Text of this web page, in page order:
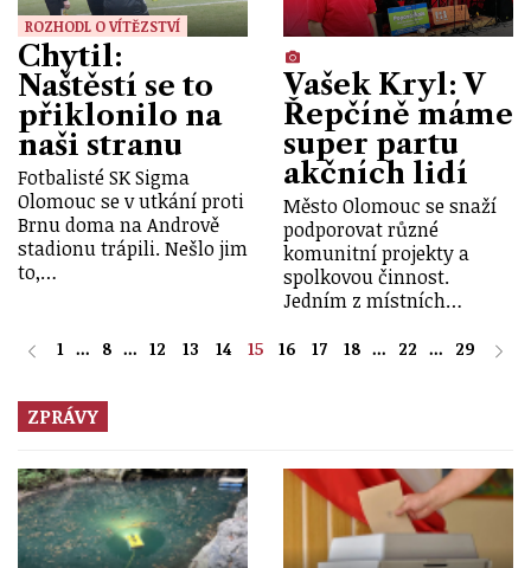
ROZHODL O VÍTĚZSTVÍ
Chytil:
Naštěstí se to
přiklonilo na
naši stranu
Fotbalisté SK Sigma
Olomouc se v utkání proti
Brnu doma na Andrově
stadionu trápili. Nešlo jim
to,…
Vašek Kryl: V
Řepčíně máme
super partu
akčních lidí
Město Olomouc se snaží
podporovat různé
komunitní projekty a
spolkovou činnost.
Jedním z místních…
1 ... 8 ... 12 13 14 15 16 17 18 ... 22 ... 29
ZPRÁVY